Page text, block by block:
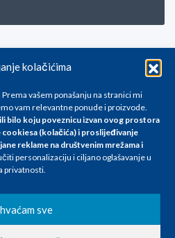
kolačićima
vašem ponašanju na stranici mi
vam relevantne ponude i proizvode.
bilo koju poveznicu izvan ovog prostora
(kolačića) i proslijeđivanje
reklame na društvenim mrežama i
personalizaciju i ciljano oglašavanje u
privatnosti.
sve
ponudi obratite nam se na
informativnog karaktera i podložne su
u Eurima i uključuju PDV. Sve
poslovnicama. Trudimo se dati što bolji
ne možemo garantirati da su svi